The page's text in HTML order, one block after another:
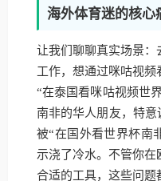
海外体育迷的核心
让我们聊聊真实场景
工作，想通过咪咕视
“在泰国看咪咕视频世
南非的华人朋友，特
被“在国外看世界杯南
示浇了冷水。不管你
合适的工具，这些问题